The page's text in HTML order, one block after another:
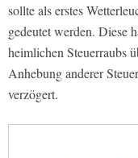
sollte als erstes
gedeutet werden. Diese
heimlichen Steuerraubs
Anhebung anderer
verzögert.